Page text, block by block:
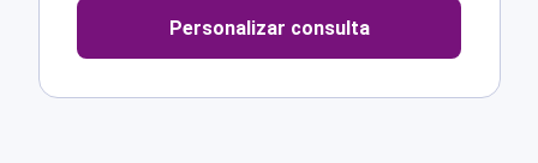
Personalizar consulta